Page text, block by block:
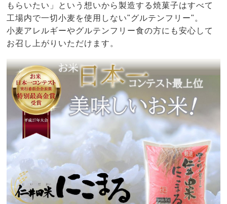
もらいたい」という想いから製造する焼菓子はすべて
工場内で一切小麦を使用しない"グルテンフリー"。
小麦アレルギーやグルテンフリー食の方にも安心して
お召し上がりいただけます。